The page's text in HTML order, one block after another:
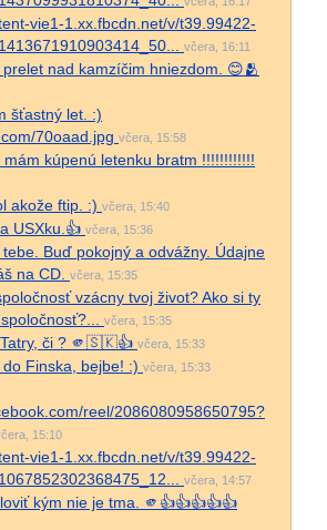
vie1-1.xx.fbcdn.net/v/t39.99422-
včera, 16:11
nad kamzíčim hniezdom. 😊🫂
šťastný let. :)
70oaad.jpg včera, 15:58
mám kúpenú letenku bratm !!!!!!!!!!!!
akože ftip. :) včera, 15:40
USXku.👍 včera, 15:36
Buď pokojný a odvážny. Údajne
na CD.
včera, 15:35
vzácny tvoj život? Ako si ty
včera, 15:35
či ? 🫵🇸🇰👍 včera, 15:33
Finska, bejbe! :) včera, 15:33
reel/2086080958650795?
15:10
vie1-1.xx.fbcdn.net/v/t39.99422-
včera, 14:57
kým nie je tma. 🫵👍👍👍👍👍